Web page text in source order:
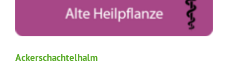
Ackerschachtelhalm